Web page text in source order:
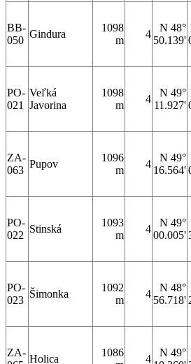
BB-
050
Gindura
1098
m
4
N 48°
50.139'
PO-
021
Veľká
Javorina
1098
m
4
N 49°
11.927'
ZA-
063
Pupov
1096
m
4
N 49°
16.564'
PO-
022
Stinská
1093
m
4
N 49°
00.005'
PO-
023
Šimonka
1092
m
4
N 48°
56.718'
ZA-
Holica
1086
4
N 49°